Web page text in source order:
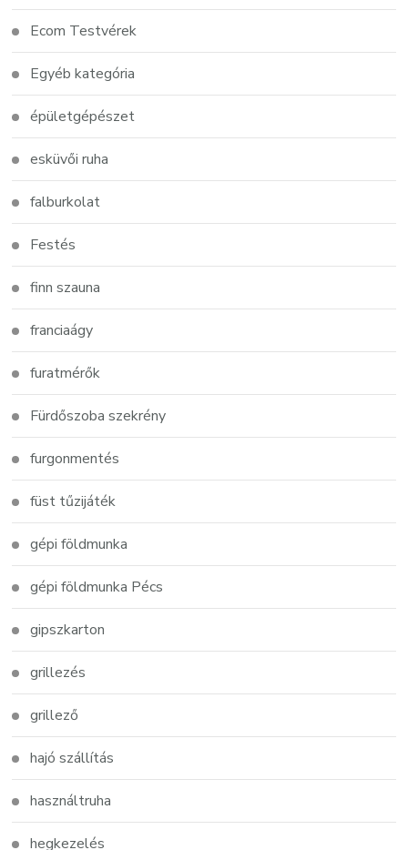
Ecom Testvérek
Egyéb kategória
épületgépészet
esküvői ruha
falburkolat
Festés
finn szauna
franciaágy
furatmérők
Fürdőszoba szekrény
furgonmentés
füst tűzijáték
gépi földmunka
gépi földmunka Pécs
gipszkarton
grillezés
grillező
hajó szállítás
használtruha
hegkezelés